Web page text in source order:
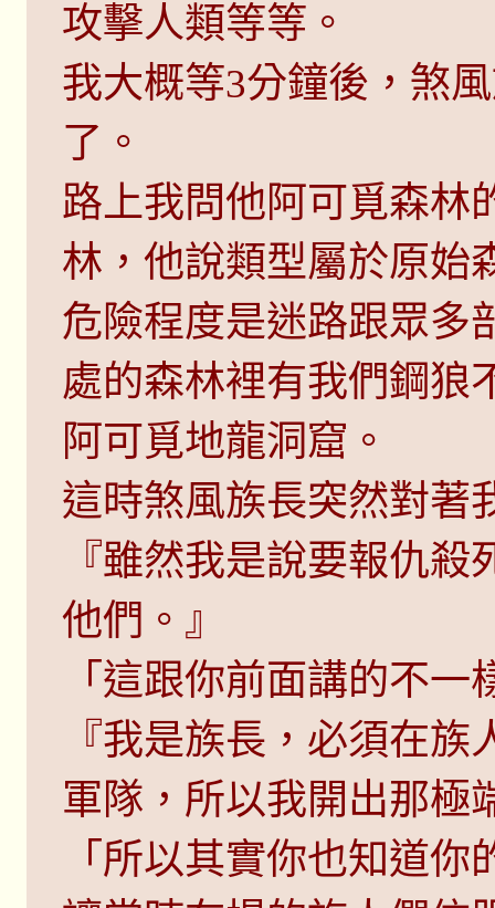
攻擊人類等等。
我大概等3分鐘後，煞
了。
路上我問他阿可覓森林
林，他說類型屬於原始
危險程度是迷路跟眾多
處的森林裡有我們鋼狼
阿可覓地龍洞窟。
這時煞風族長突然對著
『雖然我是說要報仇
他們。』
「這跟你前面講的不一
『我是族長，必須在
軍隊，所以我開出那極
「所以其實你也知道